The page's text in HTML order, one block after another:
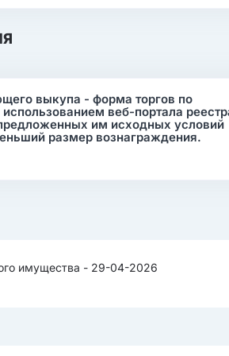
выкупа - форма торгов по
веб-портала
им исходных условий
размер вознаграждения.
имущества - 29-04-2026